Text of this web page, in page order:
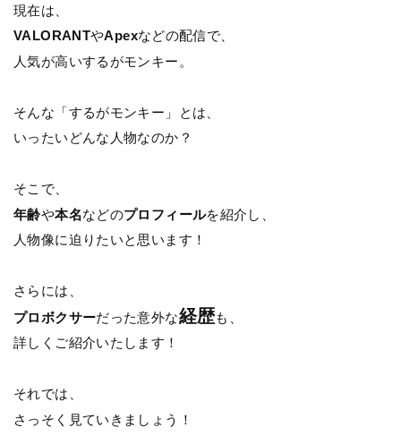
現在は、
VALORANTやApexなどの配信で、
人気が高いするがモンキー。
そんな「するがモンキー」とは、
いったいどんな人物なのか？
そこで、
年齢や本名などのプロフィールを紹介し、
人物像に迫りたいと思います！
さらには、
プロボクサーだった意外な経歴も、
詳しくご紹介いたします！
それでは、
さっそく見ていきましょう！